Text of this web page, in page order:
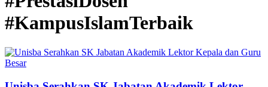
#KampusIslamTerbaik